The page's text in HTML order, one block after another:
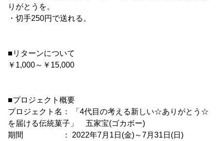
りがとうを。
・切手250円で送れる。
■リターンについて
￥1,000～￥15,000
■プロジェクト概要
プロジェクト名： 「4代目の考える新しい☆ありがとう☆
を届ける伝統菓子」 五家宝(ゴカボー)
期間 ： 2022年7月1日(金)～7月31日(日)